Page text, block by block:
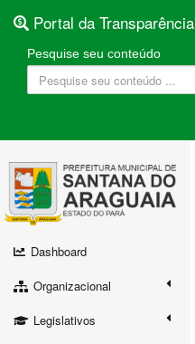
Portal da Transparência
Pesquise seu conteúdo
Dashboard
Organizacional
Legislativos